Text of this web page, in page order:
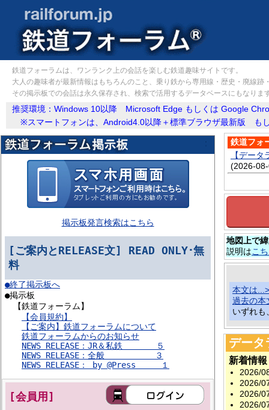
鉄道フォーラムは、ワンランク上の会話を楽しむ鉄道趣味サイトです。
大人の趣味者が最新情報はもちろんのこと、乗り鉄から専用線・歴史・廃線
その掲示板での会話は永久保存され、検索で活用するデータベースにもなりま
推奨環境：Windows 10以降 Microsoft Edge もしくは Google
※スマートフォンは、Android4.0以降＋標準ブラウザ最新版 も
掲示板発言検索はこちら
[ご案内とRELEASE文] READ ONLY･無
料
●終了掲示板へ
●掲示板
【鉄道フォーラム】
【会員規約】
【ご案内】鉄道フォーラムについて
鉄道フォーラムからのお知らせ
NEWS RELEASE：JR＆私鉄 ５
NEWS RELEASE：全般 ３
NEWS RELEASE： by @Press １
[会員用]
鉄道フォ
【デー
(2026-
地図上で
説明はこ
本文は
過去の本
いずれも
データ
新着情
2026/
2026/
2026/
2026/